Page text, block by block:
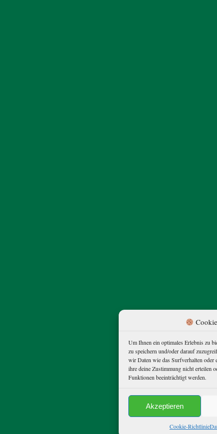
Um Ihnen ein optimales Erlebnis zu
zu speichern und/oder darauf
wir Daten wie das Surfverhalten oder
ihre deine Zustimmung nicht erteilen
Funktionen beeinträchtigt werden.
Akzeptieren
Cookie-Richtlinie